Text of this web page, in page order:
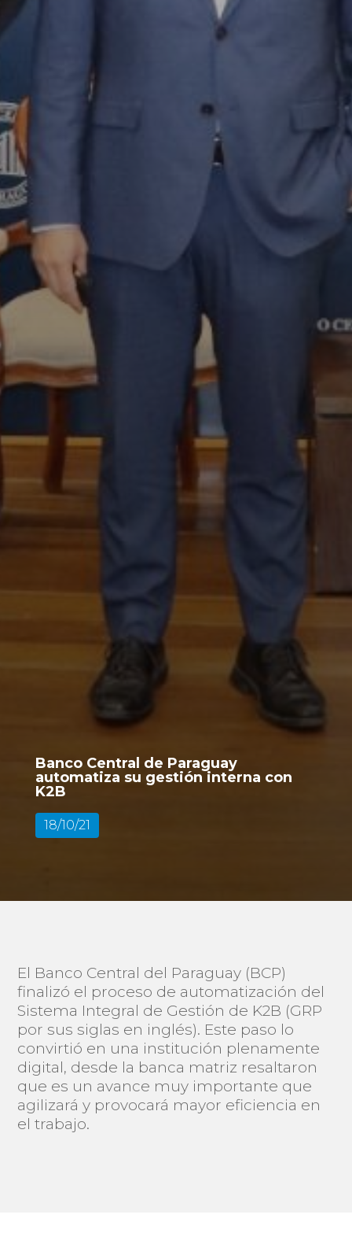
Banco Central de Paraguay
automatiza su gestión interna con
K2B
18/10/21
El Banco Central del Paraguay (BCP)
finalizó el proceso de automatización del
Sistema Integral de Gestión de K2B (GRP
por sus siglas en inglés). Este paso lo
convirtió en una institución plenamente
digital, desde la banca matriz resaltaron
que es un avance muy importante que
agilizará y provocará mayor eficiencia en
el trabajo.